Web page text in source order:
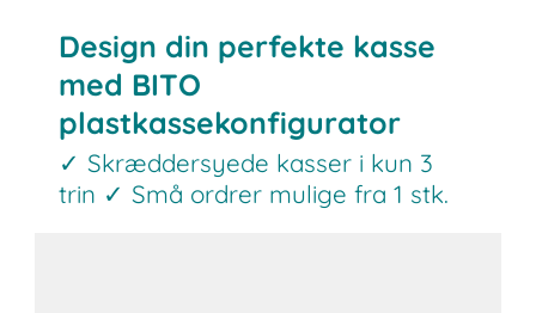
Design din perfekte kasse
med BITO
plastkassekonfigurator
✓ Skræddersyede kasser i kun 3
trin ✓ Små ordrer mulige fra 1 stk.